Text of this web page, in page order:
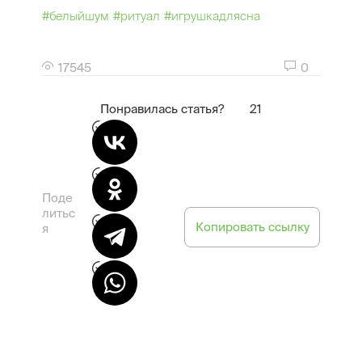
#белыйшум #ритуал #игрушкадлясна
17545 0
Понравилась статья? 21
Поде
литьс
я
Копировать ссылку